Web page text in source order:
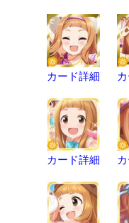
カード詳細
カード詳細